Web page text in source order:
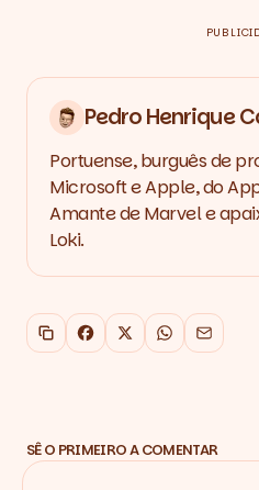
Pedro Henrique
Portuense, burguês de
Microsoft e Apple, do
Amante de Marvel e
Loki.
Copiar link
Facebook
X WhatsApp
Email
SÊ O PRIMEIRO A COMENTAR